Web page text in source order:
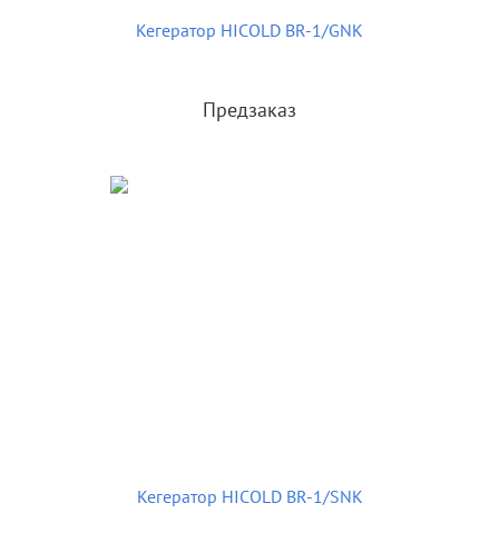
Кегератор HICOLD BR-1/GNK
Предзаказ
Кегератор HICOLD BR-1/SNK